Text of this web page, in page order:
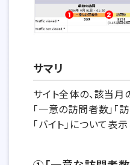
サマリ
サイト全体の、該当月
「一意の訪問者数」「訪
「バイト」について表示